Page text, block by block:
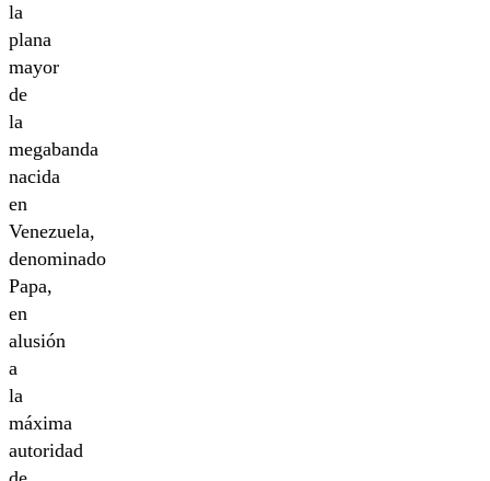
la
plana
mayor
de
la
megabanda
nacida
en
Venezuela,
denominado
Papa,
en
alusión
a
la
máxima
autoridad